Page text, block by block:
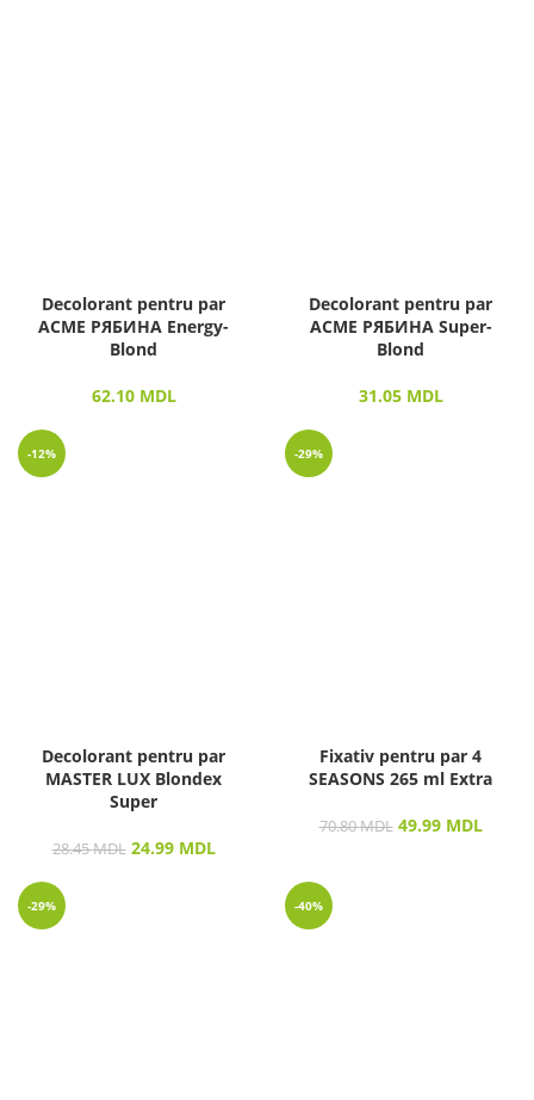
Decolorant pentru par
ACME РЯБИНА Energy-
Blond
62.10 MDL
Decolorant pentru par
ACME РЯБИНА Super-
Blond
31.05 MDL
-12%
Decolorant pentru par
MASTER LUX Blondex
Super
28.45MDL 24.99 MDL
-29%
Fixativ pentru par 4
SEASONS 265 ml Extra
70.80MDL 49.99 MDL
-29% -40%